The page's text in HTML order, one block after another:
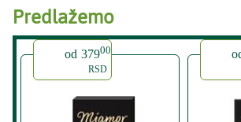
Predlažemo
od 37900
RSD